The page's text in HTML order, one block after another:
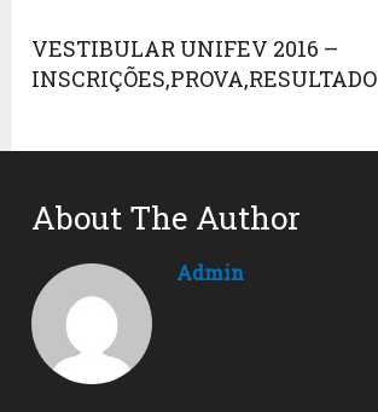
VESTIBULAR UNIFEV 2016 –
INSCRIÇÕES,PROVA,RESULTADO
About The Author
Admin